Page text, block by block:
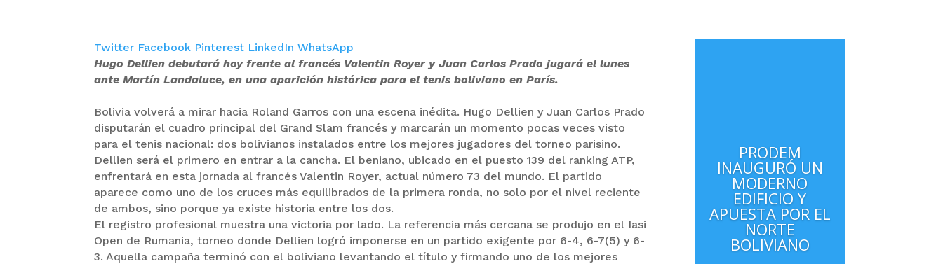
Twitter Facebook Pinterest LinkedInWhatsApp
Hugo Dellien debutará hoy frente al francés Valentin Royer y Juan Carlos Prado jugará el lunes
ante Martín Landaluce, en una aparición histórica para el tenis boliviano en París.
Bolivia volverá a mirar hacia Roland Garros con una escena inédita. Hugo Dellien y Juan Carlos Prado
disputarán el cuadro principal del Grand Slam francés y marcarán un momento pocas veces visto
para el tenis nacional: dos bolivianos instalados entre los mejores jugadores del torneo parisino.
Dellien será el primero en entrar a la cancha. El beniano, ubicado en el puesto 139 del ranking ATP,
enfrentará en esta jornada al francés Valentin Royer, actual número 73 del mundo. El partido
aparece como uno de los cruces más equilibrados de la primera ronda, no solo por el nivel reciente
de ambos, sino porque ya existe historia entre los dos.
El registro profesional muestra una victoria por lado. La referencia más cercana se produjo en el Iasi
Open de Rumania, torneo donde Dellien logró imponerse en un partido exigente por 6-4, 6-7(5) y 6-
3. Aquella campaña terminó con el boliviano levantando el título y firmando uno de los mejores
PRODEM
INAUGURÓ UN
MODERNO
EDIFICIO Y
APUESTA POR EL
NORTE
BOLIVIANO